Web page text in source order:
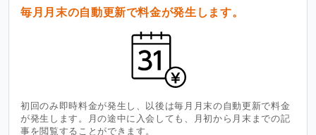
毎月月末の自動更新で料金が発生します。
初回のみ即時料金が発生し、以後は毎月月末の自動更新で料金
が発生します。月の途中に入会しても、月初から月末までの記
事を閲覧することができます。